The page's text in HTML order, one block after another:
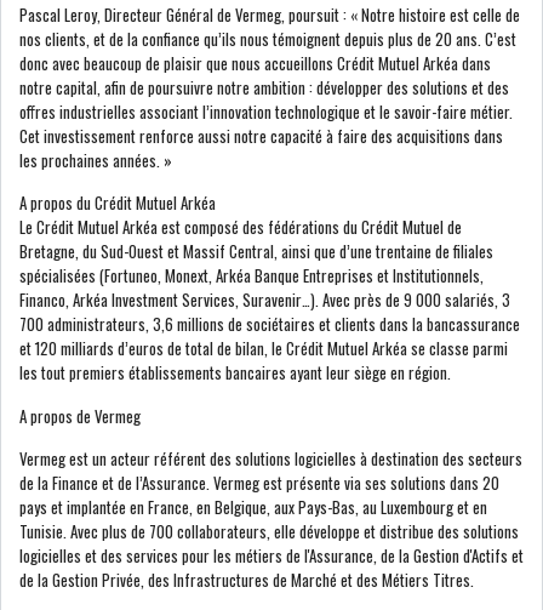
SICAV
GRAPHIQUE TUNINDEX
GRAPHIQUE DU TUNINDEX
RSS ANALYSES QUOTIDIENNES
RSS ANALYSES HEBDOMADAIRES
SECTEURS
ASSURANCES PHARMACEUTIQUE
Pascal Leroy, Directeur Général de Vermeg, poursuit : « Notre histoire est celle de
nos clients, et de la confiance qu’ils nous témoignent depuis plus de 20 ans. C’est
donc avec beaucoup de plaisir que nous accueillons Crédit Mutuel Arkéa dans
notre capital, afin de poursuivre notre ambition : développer des solutions et des
offres industrielles associant l’innovation technologique et le savoir-faire métier.
Cet investissement renforce aussi notre capacité à faire des acquisitions dans
les prochaines années. »
A propos du Crédit Mutuel Arkéa
Le Crédit Mutuel Arkéa est composé des fédérations du Crédit Mutuel de
Bretagne, du Sud-Ouest et Massif Central, ainsi que d’une trentaine de filiales
spécialisées (Fortuneo, Monext, Arkéa Banque Entreprises et Institutionnels,
Financo, Arkéa Investment Services, Suravenir…). Avec près de 9 000 salariés, 3
700 administrateurs, 3,6 millions de sociétaires et clients dans la bancassurance
et 120 milliards d’euros de total de bilan, le Crédit Mutuel Arkéa se classe parmi
les tout premiers établissements bancaires ayant leur siège en région.
A propos de Vermeg
Vermeg est un acteur référent des solutions logicielles à destination des secteurs
de la Finance et de l’Assurance. Vermeg est présente via ses solutions dans 20
pays et implantée en France, en Belgique, aux Pays-Bas, au Luxembourg et en
Tunisie. Avec plus de 700 collaborateurs, elle développe et distribue des solutions
logicielles et des services pour les métiers de l'Assurance, de la Gestion d'Actifs et
de la Gestion Privée, des Infrastructures de Marché et des Métiers Titres.